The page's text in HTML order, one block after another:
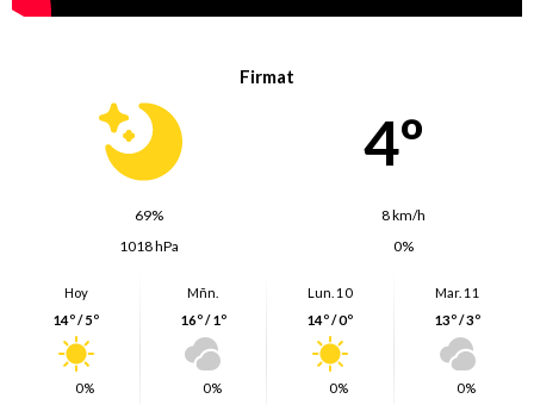
Firmat
4º
69%
8 km/h
1018 hPa
0%
Hoy
14º / 5º
0%
Mñn.
16º / 1º
0%
Lun. 10
14º / 0º
0%
Mar. 11
13º / 3º
0%